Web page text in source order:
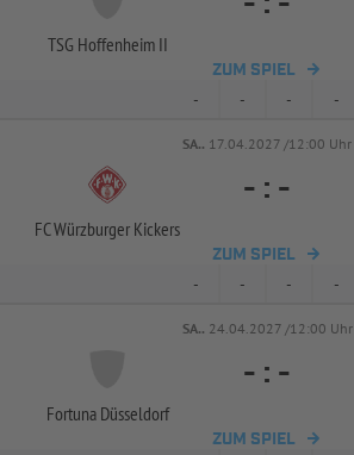
TSG Hoffenheim II
ZUM SPIEL
- - - -
SA.. 17.04.2027 /12:00 Uhr
FC Würzburger Kickers
- : -
ZUM SPIEL
- - - -
SA.. 24.04.2027 /12:00 Uhr
Fortuna Düsseldorf
- : -
ZUM SPIEL